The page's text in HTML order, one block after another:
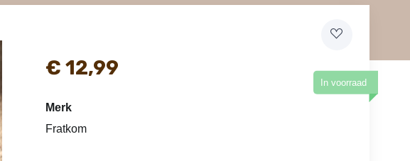
€ 12,99
In voorraad
Merk
Fratkom